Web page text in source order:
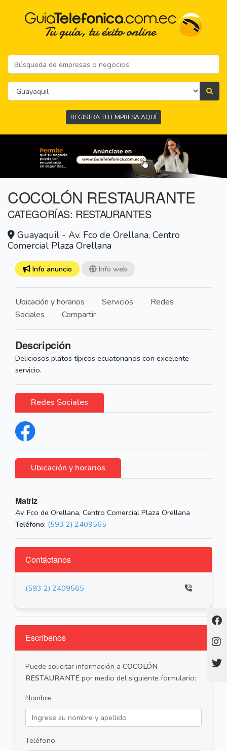
REGISTRA TU EMPRESA AQUÍ
COCOLÓN RESTAURANTE
CATEGORÍAS: RESTAURANTES
Guayaquil - Av. Fco de Orellana, Centro
Comercial Plaza Orellana
Info anuncio Info web
Ubicación y horarios Servicios
Redes
Sociales
Compartir
Descripción
Deliciosos platos típicos ecuatorianos con excelente
servicio.
Redes Sociales
Ubicación y horarios
Matriz
Av. Fco de Orellana, Centro Comercial Plaza Orellana
Teléfono: (593 2) 2409565
Contáctanos
(593 2) 2409565
Escríbenos
Puede solicitar información a COCOLÓN
RESTAURANTE por medio del siguiente formulario:
Nombre
Teléfono